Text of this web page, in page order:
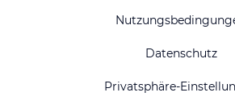
Datenschutz
Privatsphäre-